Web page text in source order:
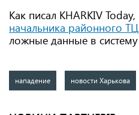
Как писал KHARKIV Today,
начальника районного
ложные данные в
нападение новости Харькова